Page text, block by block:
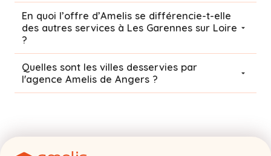
En quoi l’offre d’Amelis se différencie-t-elle
des autres services à Les Garennes sur Loire
?
Quelles sont les villes desservies par
l'agence Amelis de Angers ?